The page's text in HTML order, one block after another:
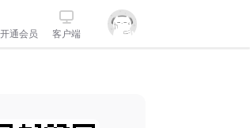
开通会员 客户端